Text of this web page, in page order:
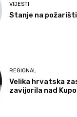
VIJESTI
Stanje na
REGIONAL
Velika hrvatska
zavijorila nad